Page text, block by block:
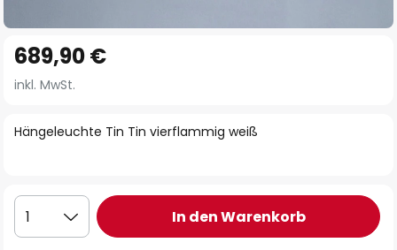
Anfang
der
springen
Hängeleuchte Tin Tin vierflammig weiß
689,90 €
inkl. MwSt.
1 In den Warenkorb